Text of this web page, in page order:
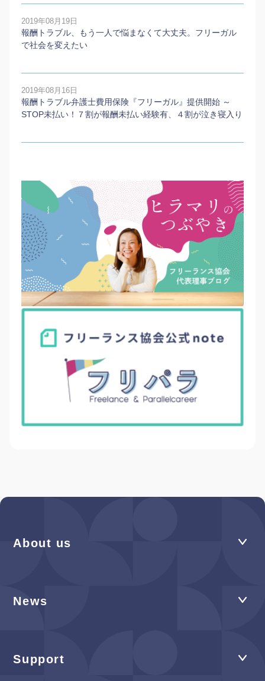
2019年08月19日
報酬トラブル、もう一人で悩まなくて大丈夫。フリーガル
で社会を変えたい
2019年08月16日
報酬トラブル弁護士費用保険『フリーガル』提供開始 ～
STOP未払い！７割が報酬未払い経験有、４割が泣き寝入り
About us
News
Support